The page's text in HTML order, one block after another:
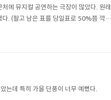
에 뮤지컬 공연하는 극장이 많았다. 원래
. (팔고 남은 표를 당일표로 50%쯤 깍아
고판들..(삼성광고판이 딱 가운데 있네..)
는데 특히 가을 단풍이 너무 예뻤다.